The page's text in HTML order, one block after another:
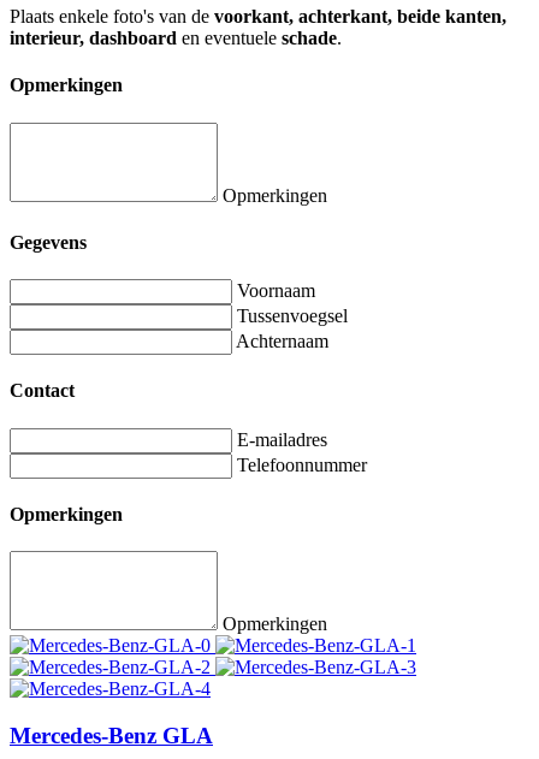
Plaats enkele foto's van de voorkant, achterkant, beide kanten,
interieur, dashboard en eventuele schade.
Opmerkingen
Opmerkingen
Gegevens
Voornaam
Tussenvoegsel
Achternaam
Contact
E-mailadres
Telefoonnummer
Opmerkingen
Opmerkingen
Mercedes-Benz GLA